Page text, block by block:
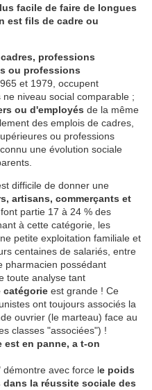
facile de faire de longues
est fils de cadre ou
professions
ou professions
et 1979, occupent
niveau social comparable ;
ou d'employés de la même
des emplois de cadres,
ou professions
une évolution sociale
difficile de donner une
artisans, commerçants et
partie 17 à 24 % des
à cette catégorie, les
petite exploitation familiale et
centaines de salariés, entre
pharmacien possédant
toute analyse tant
catégorie est grande ! Ce
ont toujours associés la
ouvrier (le marteau) face au
classes "associées") !
est en panne, a t-on
avec force le poids
la réussite sociale des